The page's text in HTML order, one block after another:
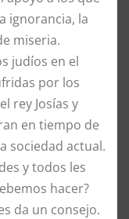
ignorancia, la
miseria.
judíos en el
por los
rey Josías y
en tiempo de
sociedad actual.
y todos les
hacer?
da un consejo.